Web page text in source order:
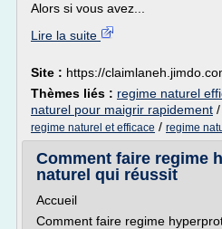
Alors si vous avez...
Lire la suite
Site : https://
Thèmes liés : regime naturel
naturel pour maigrir rapidement /
regime naturel et efficace / regime
Comment faire regime
naturel qui réussit
Accueil
Comment faire regime